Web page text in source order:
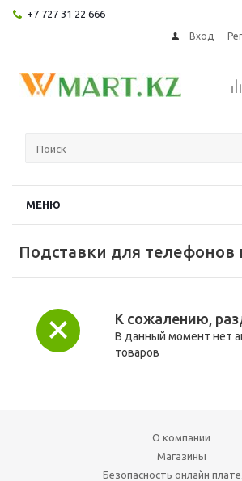
+7 727 31 22 666
Вход
МЕНЮ
Подставки для телефонов
К сожалению,
В данный момент нет
товаров
О компании
Магазины
Безопасность онлайн